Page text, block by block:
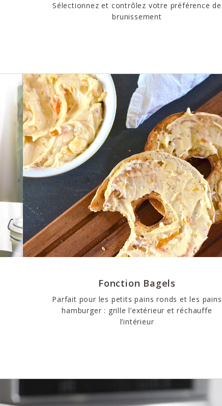
Sélectionnez et contrôlez votre préférence de
brunissement
Fonction Bagels
Parfait pour les petits pains ronds et les pains
hamburger : grille l’extérieur et réchauffe
l’intérieur